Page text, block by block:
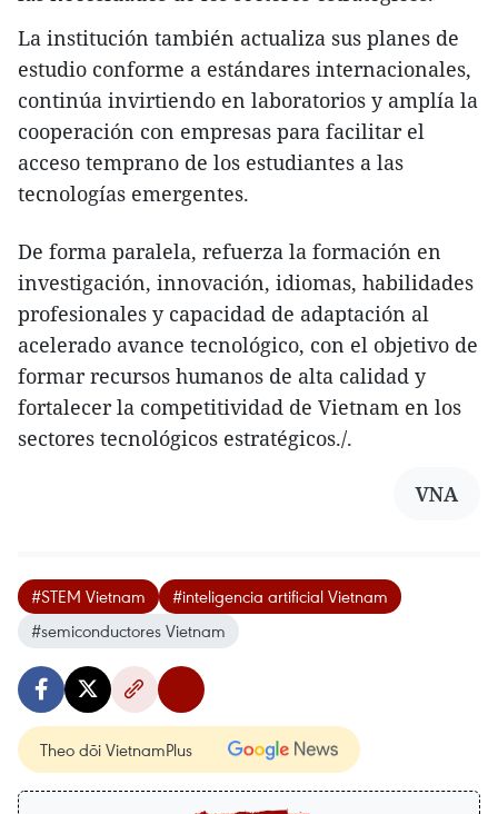
La institución también actualiza sus planes de
estudio conforme a estándares internacionales,
continúa invirtiendo en laboratorios y amplía la
cooperación con empresas para facilitar el
acceso temprano de los estudiantes a las
tecnologías emergentes.
De forma paralela, refuerza la formación en
investigación, innovación, idiomas, habilidades
profesionales y capacidad de adaptación al
acelerado avance tecnológico, con el objetivo de
formar recursos humanos de alta calidad y
fortalecer la competitividad de Vietnam en los
sectores tecnológicos estratégicos./.
VNA
#STEM Vietnam
#inteligencia artificial Vietnam
#semiconductores Vietnam
Theo dõi VietnamPlus